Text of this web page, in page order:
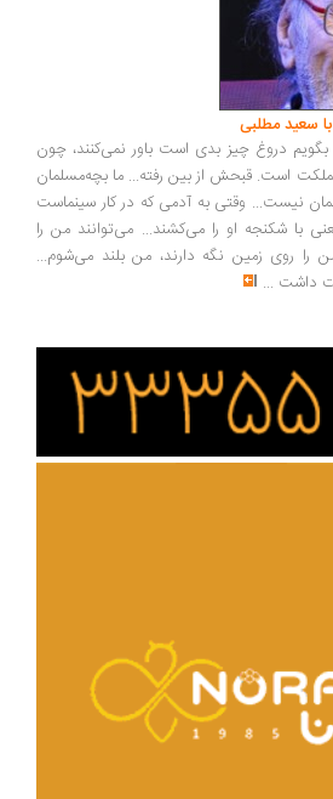
سعید مطلبی
بگویم دروغ چیز بدی است باور نمی‌کنند، چون
است. قبحش از بین رفته... ما بچه‌مسلمان
نیست... وقتی به آدمی که در کار سینماست
با شکنجه او را می‌کشند... می‌توانند من را
من را روی زمین نگه دارند، من بلند می‌شوم...
داشت ...